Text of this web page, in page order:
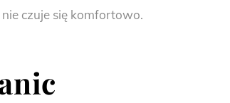
czuje się komfortowo.